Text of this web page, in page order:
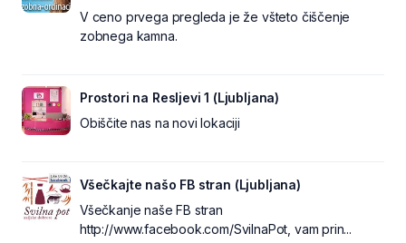
V ceno prvega pregleda je že všteto čiščenje
zobnega kamna.
Prostori na Resljevi 1 (Ljubljana)
Obiščite nas na novi lokaciji
Všečkajte našo FB stran (Ljubljana)
Všečkanje naše FB stran
http://www.facebook.com/SvilnaPot, vam prin...